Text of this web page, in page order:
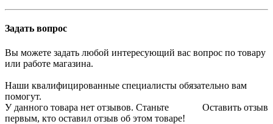
Задать вопрос
Вы можете задать любой интересующий вас вопрос по товару
или работе магазина.
Наши квалифицированные специалисты обязательно вам
помогут.
Оставить отзыв
У данного товара нет отзывов. Станьте
первым, кто оставил отзыв об этом товаре!